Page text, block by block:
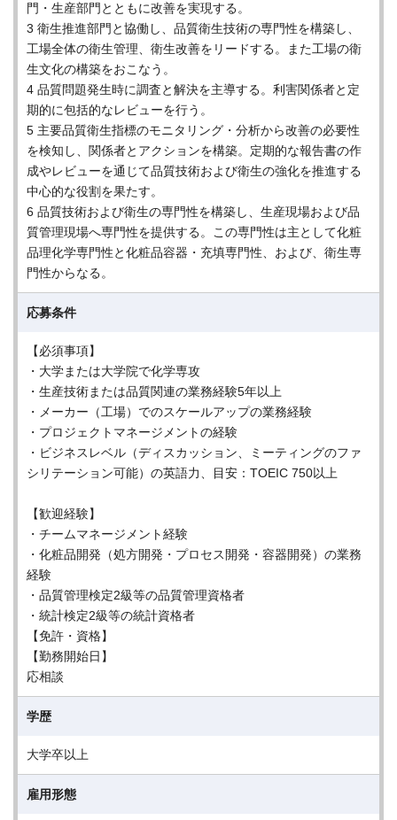
門・生産部門とともに改善を実現する。
3 衛生推進部門と協働し、品質衛生技術の専門性を構築し、
工場全体の衛生管理、衛生改善をリードする。また工場の衛
生文化の構築をおこなう。
4 品質問題発生時に調査と解決を主導する。利害関係者と定
期的に包括的なレビューを行う。
5 主要品質衛生指標のモニタリング・分析から改善の必要性
を検知し、関係者とアクションを構築。定期的な報告書の作
成やレビューを通じて品質技術および衛生の強化を推進する
中心的な役割を果たす。
6 品質技術および衛生の専門性を構築し、生産現場および品
質管理現場へ専門性を提供する。この専門性は主として化粧
品理化学専門性と化粧品容器・充填専門性、および、衛生専
門性からなる。
応募条件
【必須事項】
・大学または大学院で化学専攻
・生産技術または品質関連の業務経験5年以上
・メーカー（工場）でのスケールアップの業務経験
・プロジェクトマネージメントの経験
・ビジネスレベル（ディスカッション、ミーティングのファ
シリテーション可能）の英語力、目安：TOEIC 750以上
【歓迎経験】
・チームマネージメント経験
・化粧品開発（処方開発・プロセス開発・容器開発）の業務
経験
・品質管理検定2級等の品質管理資格者
・統計検定2級等の統計資格者
【免許・資格】
【勤務開始日】
応相談
学歴
大学卒以上
雇用形態